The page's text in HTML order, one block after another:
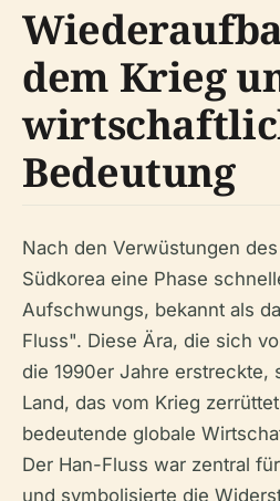
dem Krieg
Bedeutung
Nach den Verwüstungen
Südkorea eine Phase
Aufschwungs, bekannt als
Fluss". Diese Ära, die sich
die 1990er Jahre erstreckte,
Land, das vom Krieg
bedeutende globale
Der Han-Fluss war zentral
und symbolisierte die